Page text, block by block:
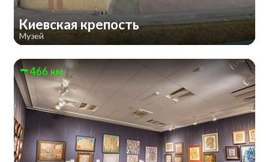
Киевская крепость
Музей
466 км